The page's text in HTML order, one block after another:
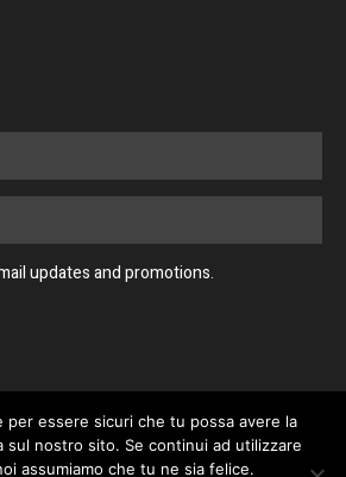
updates and promotions.
con noi Contatto Privacy Policy
By continuing to use this website you are
per essere sicuri che tu possa avere la
sul nostro sito. Se continui ad utilizzare
assumiamo che tu ne sia felice.